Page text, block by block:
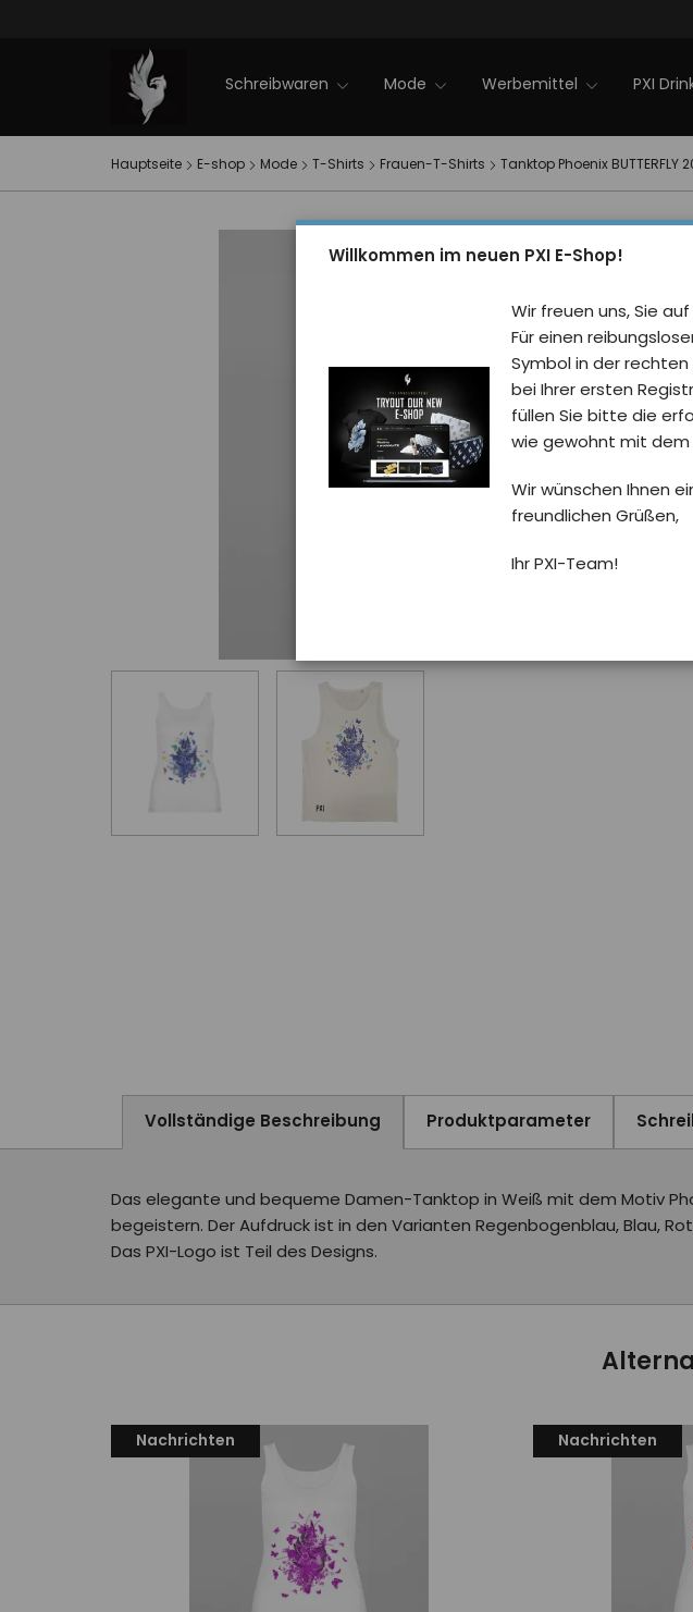
Willkommen im neuen PXI E-Shop!
Wir freuen uns, Sie
Für einen
Symbol in der rechten
bei Ihrer ersten
füllen Sie bitte die
wie gewohnt mit dem
Wir wünschen Ihnen
freundlichen Grüßen,
Ihr PXI-Team!
Schreibwaren Mode Werbemittel PXI
Firmenveranstaltungen
NEWS 2025
Sale
PXI-Winterkollektion
EVENT PXI
Kontakt
Hauptseite E-shop Mode T-Shirts Frauen-T-Shirts Tanktop Phoenix
Vollständige Beschreibung Produktparameter
Das elegante und bequeme Damen-Tanktop in Weiß mit dem Motiv
begeistern. Der Aufdruck ist in den Varianten Regenbogenblau, Blau,
Das PXI-Logo ist Teil des Designs.
Nachrichten Nachrichten